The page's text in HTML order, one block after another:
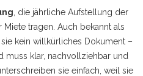
die jährliche Aufstellung der
Miete tragen . Auch bekannt als
sie kein willkürliches Dokument –
klar, nachvollziehbar und
sie einfach, weil sie